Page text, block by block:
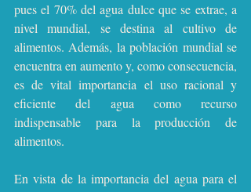
pues el 70% del agua dulce que se extrae, a
nivel mundial, se destina al cultivo de
alimentos. Además, la población mundial se
encuentra en aumento y, como consecuencia,
es de vital importancia el uso racional y
eficiente del agua como recurso
indispensable para la producción de
alimentos.
En vista de la importancia del agua para el